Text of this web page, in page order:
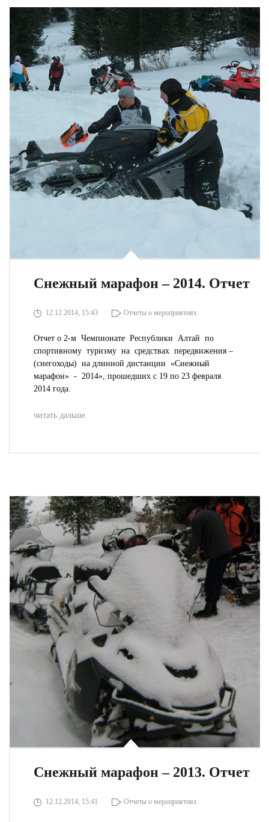
Снежный марафон – 2014. Отчет
12.12.2014, 15:43 Отчеты о мероприятиях
Отчет о 2-м Чемпионате Республики Алтай по
спортивному туризму на средствах передвижения –
(снегоходы) на длинной дистанции «Снежный
марафон» - 2014», прошедших с 19 по 23 февраля
2014 года.
читать дальше
Снежный марафон – 2013. Отчет
12.12.2014, 15:41 Отчеты о мероприятиях